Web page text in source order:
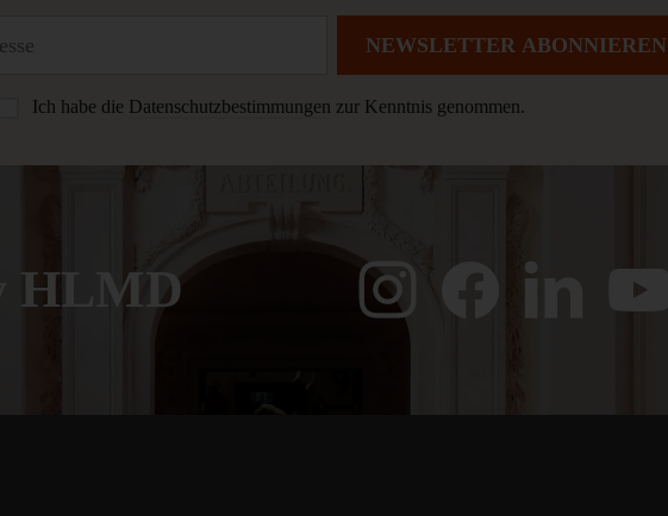
Ich habe die Datenschutzbestimmungen zur Kenntnis genommen.
NEWSLETTER ABONNIEREN
HLMD